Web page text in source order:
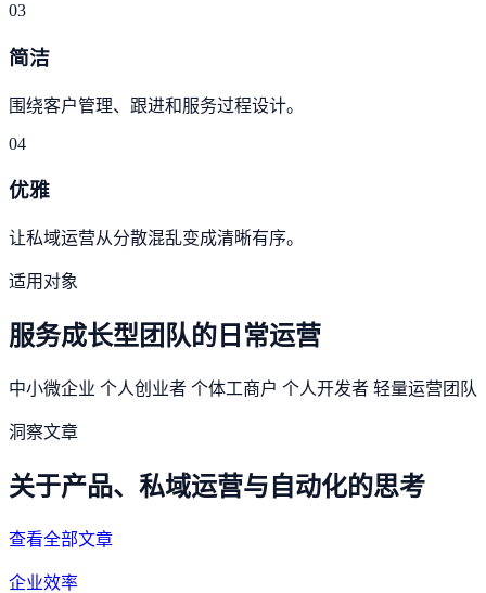
03
简洁
围绕客户管理、跟进和服务过程设计。
04
优雅
让私域运营从分散混乱变成清晰有序。
适用对象
服务成长型团队的日常运营
中小微企业 个人创业者 个体工商户 个人开发者 轻量运营团队
洞察文章
关于产品、私域运营与自动化的思考
查看全部文章
企业效率